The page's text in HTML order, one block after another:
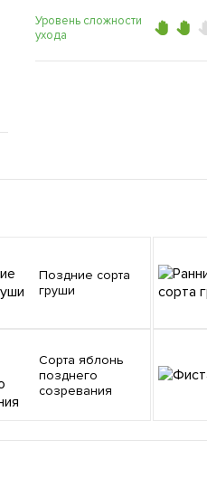
Уровень сложности
ухода
Поздние сорта
груши
Сорта яблонь
позднего
созревания